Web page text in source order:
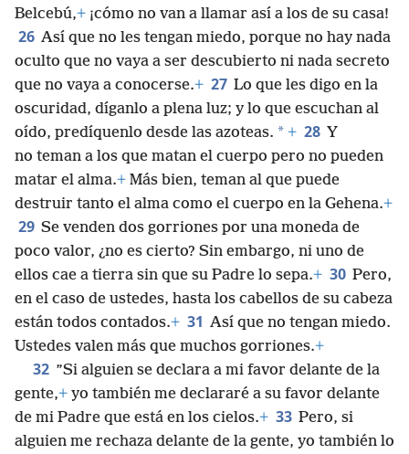
Belcebú,+ ¡cómo no van a llamar así a los de su casa!
26 Así que no les tengan miedo, porque no hay nada
oculto que no vaya a ser descubierto ni nada secreto
que no vaya a conocerse.+ 27 Lo que les digo en la
oscuridad, díganlo a plena luz; y lo que escuchan al
oído, predíquenlo desde las azoteas. * + 28 Y
no teman a los que matan el cuerpo pero no pueden
matar el alma.+ Más bien, teman al que puede
destruir tanto el alma como el cuerpo en la Gehena.+
29 Se venden dos gorriones por una moneda de
poco valor, ¿no es cierto? Sin embargo, ni uno de
ellos cae a tierra sin que su Padre lo sepa.+ 30 Pero,
en el caso de ustedes, hasta los cabellos de su cabeza
están todos contados.+ 31 Así que no tengan miedo.
Ustedes valen más que muchos gorriones.+
32 ”Si alguien se declara a mi favor delante de la
gente,+ yo también me declararé a su favor delante
de mi Padre que está en los cielos.+ 33 Pero, si
alguien me rechaza delante de la gente, yo también lo